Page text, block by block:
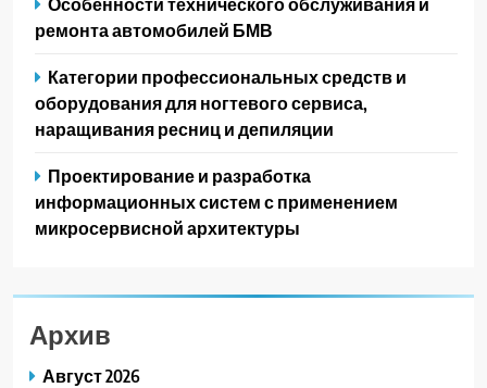
ремонта автомобилей БМВ
Категории профессиональных средств и
оборудования для ногтевого сервиса,
наращивания ресниц и депиляции
Проектирование и разработка
информационных систем с применением
микросервисной архитектуры
Архив
Август 2026